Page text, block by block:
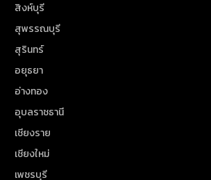
สิงห์บุรี
สุพรรณบุรี
สุรินทร์
อยุธยา
อ่างทอง
อุบลราชธานี
เชียงราย
เชียงใหม่
เพชรบุรี